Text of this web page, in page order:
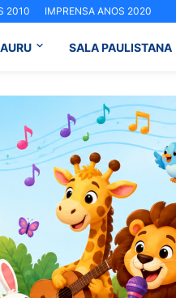
2010 IMPRENSA ANOS 2020
SALA PAULISTANA